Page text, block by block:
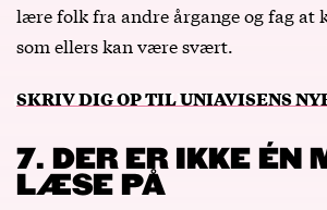
lære folk fra andre årgange og fag at
som ellers kan være svært.
SKRIV DIG OP TIL UNIAVISENS
7. DER ER IKKE ÉN
LÆSE PÅ